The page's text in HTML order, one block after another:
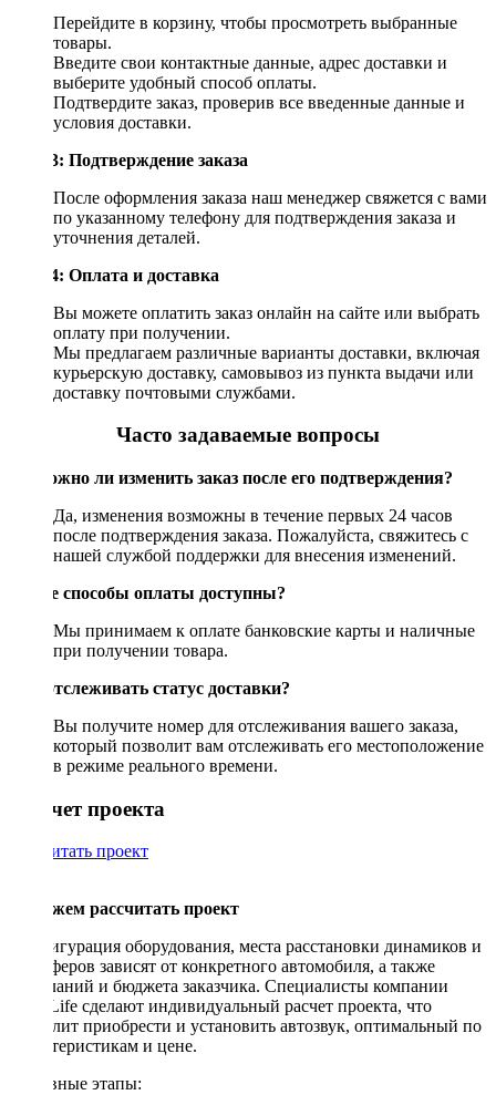
Перейдите в корзину, чтобы просмотреть выбранные
товары.
Введите свои контактные данные, адрес доставки и
выберите удобный способ оплаты.
Подтвердите заказ, проверив все введенные данные и
условия доставки.
Шаг 3: Подтверждение заказа
После оформления заказа наш менеджер свяжется с вами
по указанному телефону для подтверждения заказа и
уточнения деталей.
Шаг 4: Оплата и доставка
Вы можете оплатить заказ онлайн на сайте или выбрать
оплату при получении.
Мы предлагаем различные варианты доставки, включая
курьерскую доставку, самовывоз из пункта выдачи или
доставку почтовыми службами.
Часто задаваемые вопросы
Возможно ли изменить заказ после его подтверждения?
Да, изменения возможны в течение первых 24 часов
после подтверждения заказа. Пожалуйста, свяжитесь с
нашей службой поддержки для внесения изменений.
Какие способы оплаты доступны?
Мы принимаем к оплате банковские карты и наличные
при получении товара.
Как отслеживать статус доставки?
Вы получите номер для отслеживания вашего заказа,
который позволит вам отслеживать его местоположение
в режиме реального времени.
Рассчет проекта
Рассчитать проект
Поможем рассчитать проект
Конфигурация оборудования, места расстановки динамиков и
сабвуферов зависят от конкретного автомобиля, а также
пожеланий и бюджета заказчика. Специалисты компании
DriveLife сделают индивидуальный расчет проекта, что
позволит приобрести и установить автозвук, оптимальный по
характеристикам и цене.
Основные этапы: